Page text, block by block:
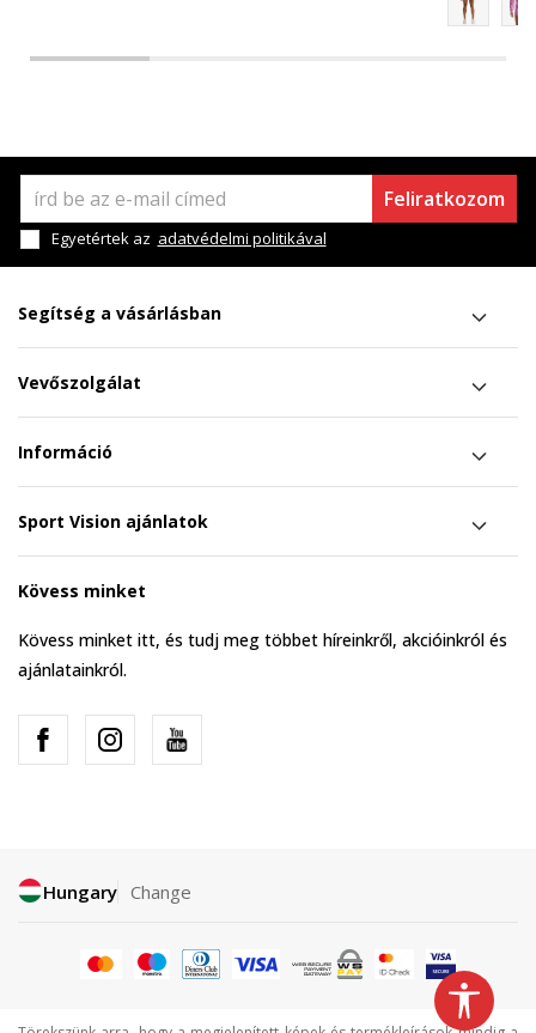
Feliratkozom
Egyetértek az adatvédelmi politikával
Segítség a vásárlásban
Vevőszolgálat
Információ
Sport Vision ajánlatok
Kövess minket
Kövess minket itt, és tudj meg többet híreinkről, akcióinkról és
ajánlatainkról.
Hungary Change